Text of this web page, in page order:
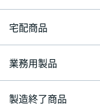
宅配商品
業務用製品
製造終了商品